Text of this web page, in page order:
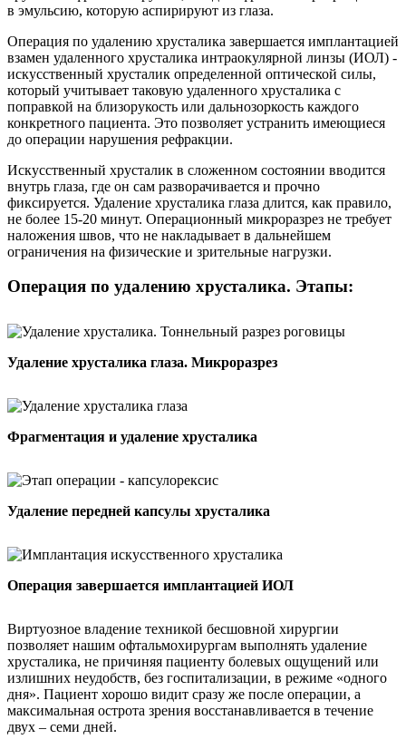
в эмульсию, которую аспирируют из глаза.
Операция по удалению хрусталика завершается имплантацией
взамен удаленного хрусталика интраокулярной линзы (ИОЛ) -
искусственный хрусталик определенной оптической силы,
который учитывает таковую удаленного хрусталика с
поправкой на близорукость или дальнозоркость каждого
конкретного пациента. Это позволяет устранить имеющиеся
до операции нарушения рефракции.
Искусственный хрусталик в сложенном состоянии вводится
внутрь глаза, где он сам разворачивается и прочно
фиксируется. Удаление хрусталика глаза длится, как правило,
не более 15-20 минут. Операционный микроразрез не требует
наложения швов, что не накладывает в дальнейшем
ограничения на физические и зрительные нагрузки.
Операция по удалению хрусталика. Этапы:
Удаление хрусталика глаза. Микроразрез
Фрагментация и удаление хрусталика
Удаление передней капсулы хрусталика
Операция завершается имплантацией ИОЛ
Виртуозное владение техникой бесшовной хирургии
позволяет нашим офтальмохирургам выполнять удаление
хрусталика, не причиняя пациенту болевых ощущений или
излишних неудобств, без госпитализации, в режиме «одного
дня». Пациент хорошо видит сразу же после операции, а
максимальная острота зрения восстанавливается в течение
двух – семи дней.